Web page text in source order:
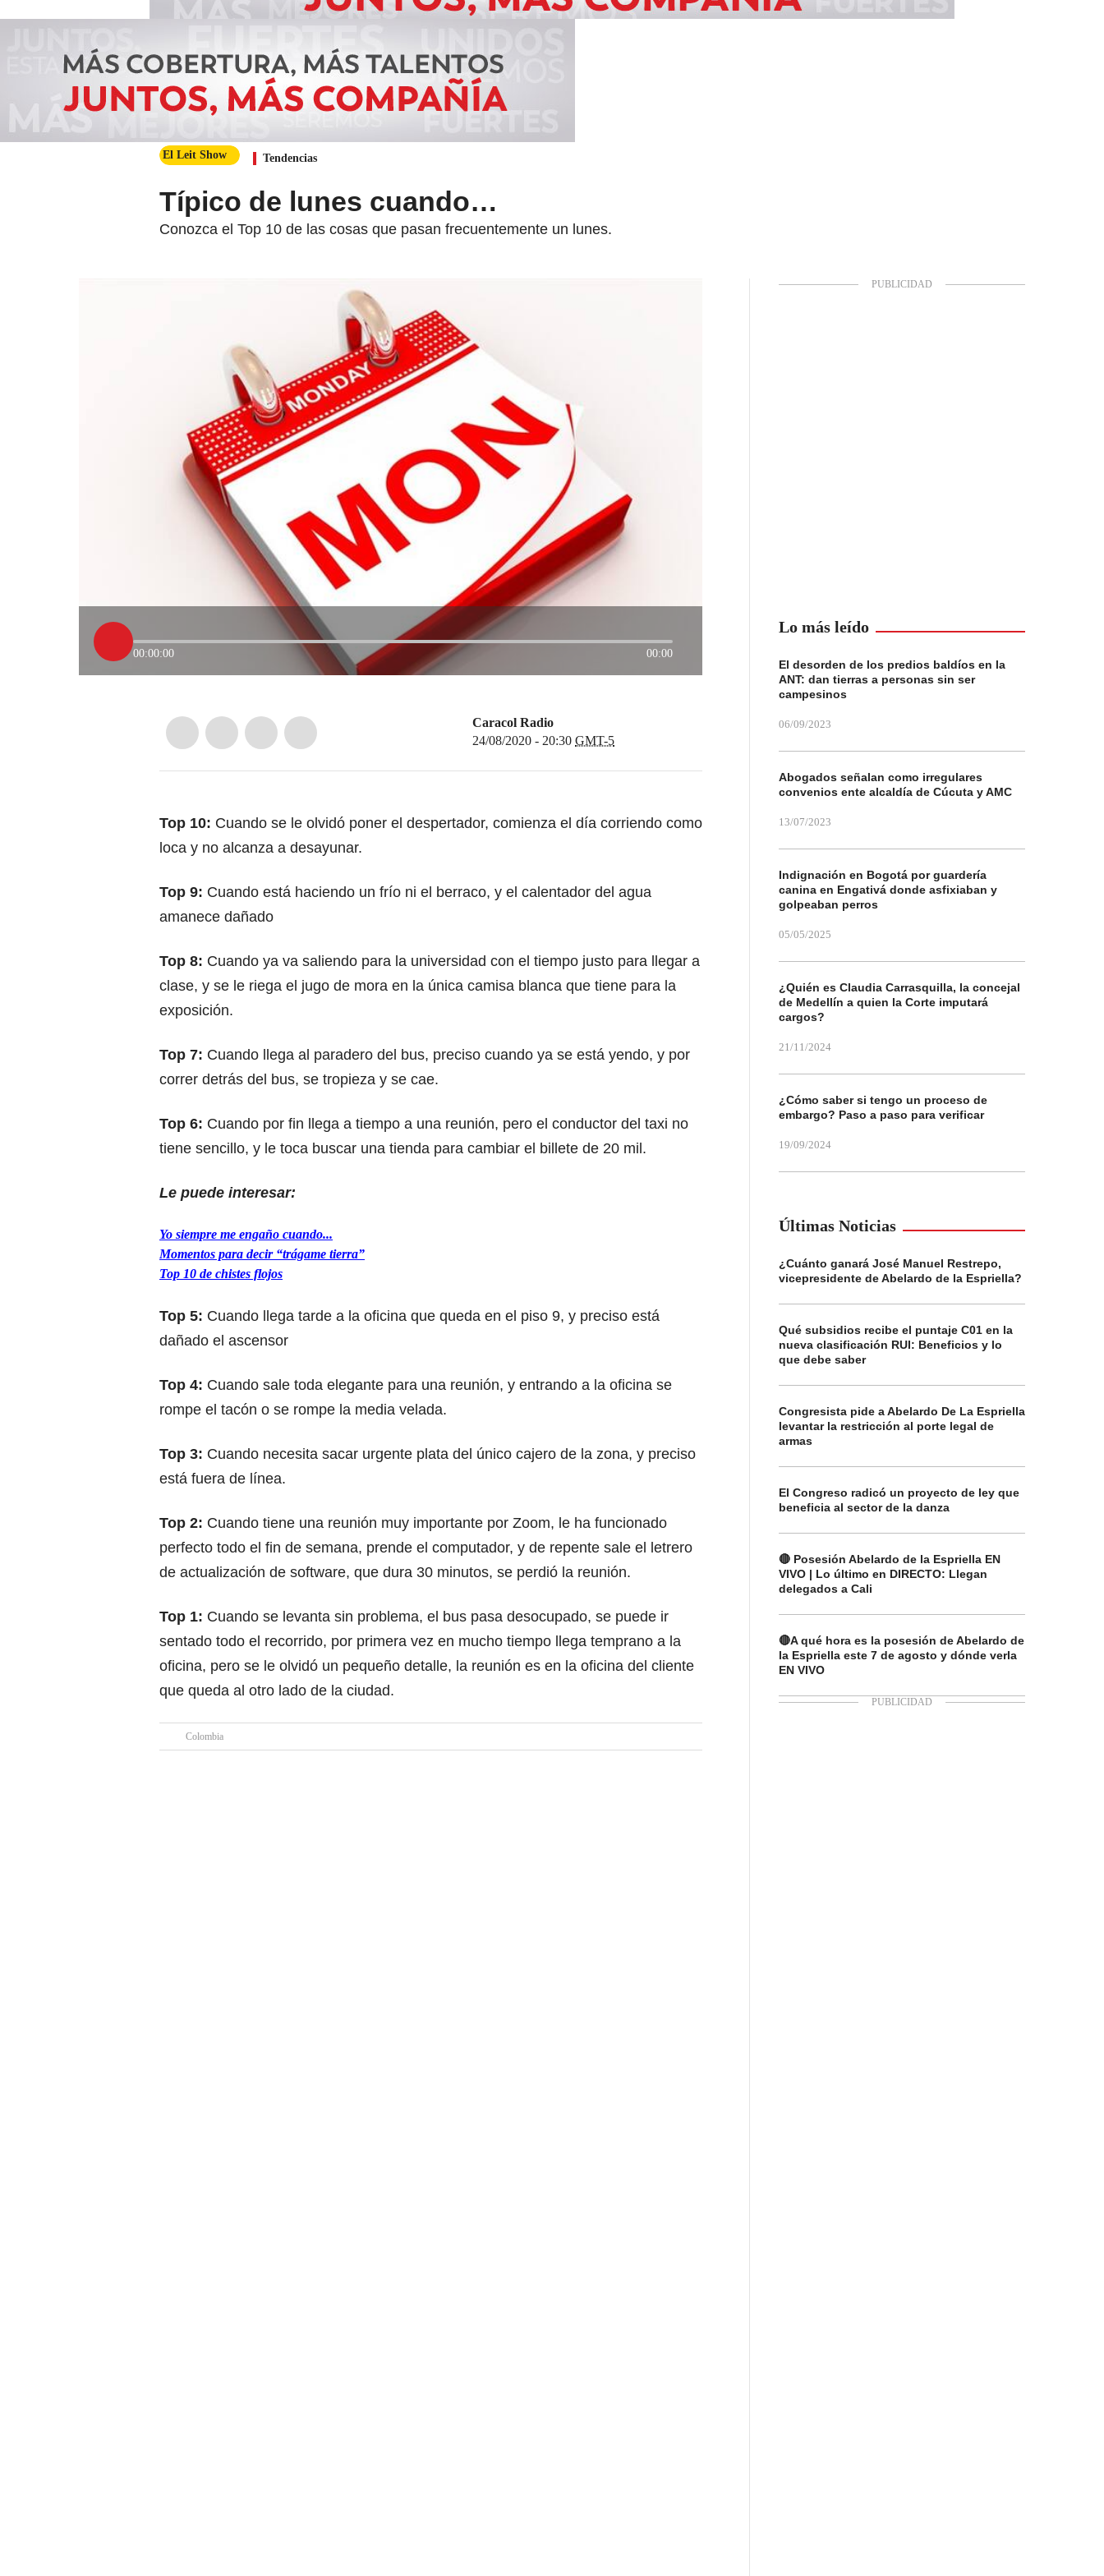
El Leit Show Tendencias
Típico de lunes cuando…
Conozca el Top 10 de las cosas que pasan frecuentemente un lunes.
00:00:00 00:00
Caracol Radio
24/08/2020 - 20:30 GMT-5
Top 10: Cuando se le olvidó poner el despertador, comienza el día corriendo como
loca y no alcanza a desayunar.
Top 9: Cuando está haciendo un frío ni el berraco, y el calentador del agua
amanece dañado
Top 8: Cuando ya va saliendo para la universidad con el tiempo justo para llegar a
clase, y se le riega el jugo de mora en la única camisa blanca que tiene para la
exposición.
Top 7: Cuando llega al paradero del bus, preciso cuando ya se está yendo, y por
correr detrás del bus, se tropieza y se cae.
Top 6: Cuando por fin llega a tiempo a una reunión, pero el conductor del taxi no
tiene sencillo, y le toca buscar una tienda para cambiar el billete de 20 mil.
Le puede interesar:
Yo siempre me engaño cuando...
Momentos para decir “trágame tierra”
Top 10 de chistes flojos
Top 5: Cuando llega tarde a la oficina que queda en el piso 9, y preciso está
dañado el ascensor
Top 4: Cuando sale toda elegante para una reunión, y entrando a la oficina se
rompe el tacón o se rompe la media velada.
Top 3: Cuando necesita sacar urgente plata del único cajero de la zona, y preciso
está fuera de línea.
Top 2: Cuando tiene una reunión muy importante por Zoom, le ha funcionado
perfecto todo el fin de semana, prende el computador, y de repente sale el letrero
de actualización de software, que dura 30 minutos, se perdió la reunión.
Top 1: Cuando se levanta sin problema, el bus pasa desocupado, se puede ir
sentado todo el recorrido, por primera vez en mucho tiempo llega temprano a la
oficina, pero se le olvidó un pequeño detalle, la reunión es en la oficina del cliente
que queda al otro lado de la ciudad.
Colombia
Lo más leído
El desorden de los predios baldíos en la
ANT: dan tierras a personas sin ser
campesinos
06/09/2023
Abogados señalan como irregulares
convenios ente alcaldía de Cúcuta y AMC
13/07/2023
Indignación en Bogotá por guardería
canina en Engativá donde asfixiaban y
golpeaban perros
05/05/2025
¿Quién es Claudia Carrasquilla, la concejal
de Medellín a quien la Corte imputará
cargos?
21/11/2024
¿Cómo saber si tengo un proceso de
embargo? Paso a paso para verificar
19/09/2024
Últimas Noticias
¿Cuánto ganará José Manuel Restrepo,
vicepresidente de Abelardo de la Espriella?
Qué subsidios recibe el puntaje C01 en la
nueva clasificación RUI: Beneficios y lo
que debe saber
Congresista pide a Abelardo De La Espriella
levantar la restricción al porte legal de
armas
El Congreso radicó un proyecto de ley que
beneficia al sector de la danza
🔴 Posesión Abelardo de la Espriella EN
VIVO | Lo último en DIRECTO: Llegan
delegados a Cali
🔴A qué hora es la posesión de Abelardo de
la Espriella este 7 de agosto y dónde verla
EN VIVO